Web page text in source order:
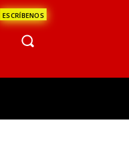
ESCRÍBENOS
1510 AM | LA